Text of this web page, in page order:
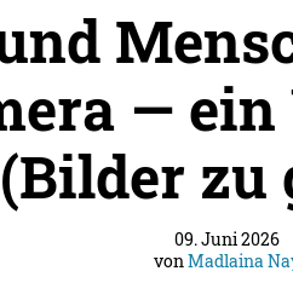
—
(Bilder zu
09. Juni 2026
vonMadlaina